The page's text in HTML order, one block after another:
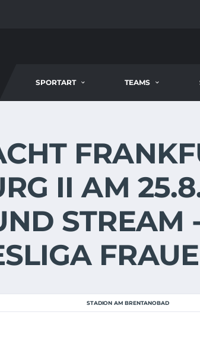
SPORTART TEAMS
II AM
STREAM
STADION AM BRENTANOBAD